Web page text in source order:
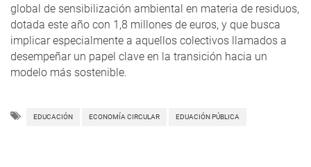
global de sensibilización ambiental en materia de residuos,
dotada este año con 1,8 millones de euros, y que busca
implicar especialmente a aquellos colectivos llamados a
desempeñar un papel clave en la transición hacia un
modelo más sostenible.
EDUCACIÓN ECONOMÍA CIRCULAR EDUACIÓN PÚBLICA